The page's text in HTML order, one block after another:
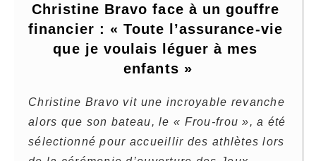
Christine Bravo face à un gouffre
financier : « Toute l’assurance-vie
que je voulais léguer à mes
enfants »
Christine Bravo vit une incroyable revanche
alors que son bateau, le « Frou-frou », a été
sélectionné pour accueillir des athlètes lors